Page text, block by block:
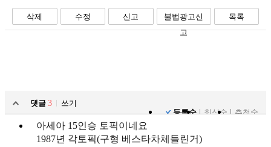
삭제 수정 신고
불법광고신
고
목록
댓글 3
쓰기
등록순
최신순 추천순
아세아 15인승 토픽이네요
1987년 각토픽(구형 베스타차체들린거)